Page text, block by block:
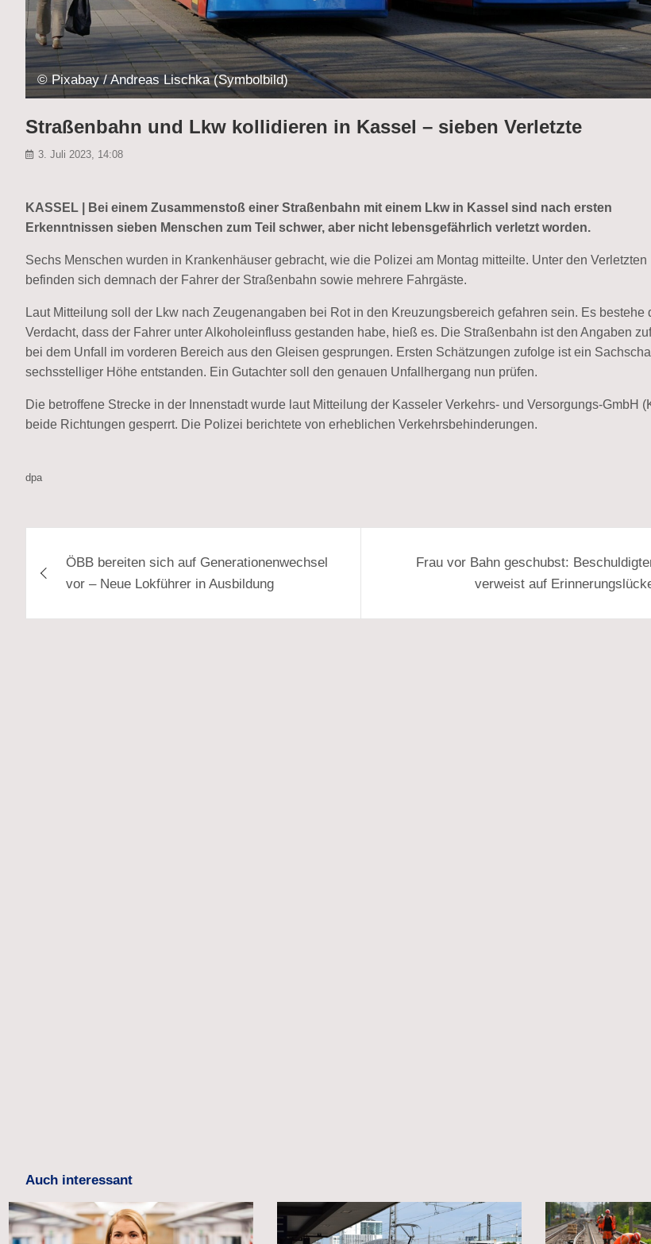
© Pixabay / Andreas Lischka (Symbolbild)
Straßenbahn und Lkw kollidieren in Kassel – sieben Verletzte
3. Juli 2023, 14:08
KASSEL | Bei einem Zusammenstoß einer Straßenbahn mit einem Lkw in Kassel sind nach ersten
Erkenntnissen sieben Menschen zum Teil schwer, aber nicht lebensgefährlich verletzt worden.
Sechs Menschen wurden in Krankenhäuser gebracht, wie die Polizei am Montag mitteilte. Unter den Verletzten
befinden sich demnach der Fahrer der Straßenbahn sowie mehrere Fahrgäste.
Laut Mitteilung soll der Lkw nach Zeugenangaben bei Rot in den Kreuzungsbereich gefahren sein. Es bestehe
Verdacht, dass der Fahrer unter Alkoholeinfluss gestanden habe, hieß es. Die Straßenbahn ist den Angaben
bei dem Unfall im vorderen Bereich aus den Gleisen gesprungen. Ersten Schätzungen zufolge ist ein
sechsstelliger Höhe entstanden. Ein Gutachter soll den genauen Unfallhergang nun prüfen.
Die betroffene Strecke in der Innenstadt wurde laut Mitteilung der Kasseler Verkehrs- und Versorgungs-GmbH
beide Richtungen gesperrt. Die Polizei berichtete von erheblichen Verkehrsbehinderungen.
dpa
ÖBB bereiten sich auf Generationenwechsel
vor – Neue Lokführer in Ausbildung
Frau vor Bahn geschubst:
verweist auf
Auch interessant